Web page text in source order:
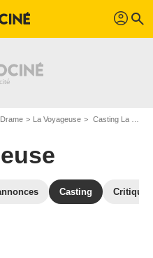
profil search
La Voyageuse Casting La Voyageuse
Casting